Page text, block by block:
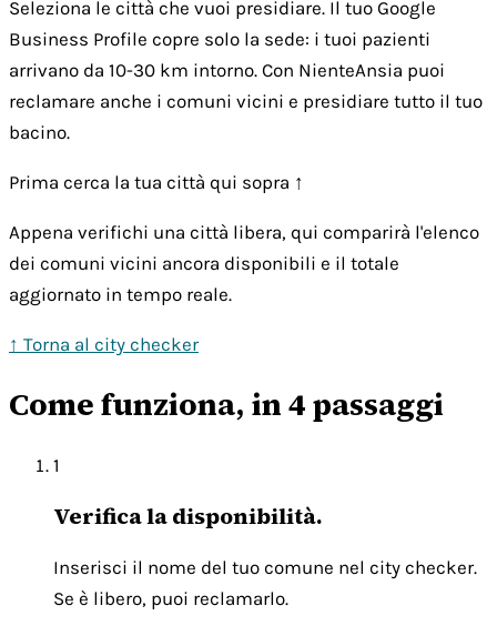
Seleziona le città che vuoi presidiare. Il tuo Google
Business Profile copre solo la sede: i tuoi pazienti
arrivano da 10-30 km intorno. Con NienteAnsia puoi
reclamare anche i comuni vicini e presidiare tutto il tuo
bacino.
Prima cerca la tua città qui sopra ↑
Appena verifichi una città libera, qui comparirà l'elenco
dei comuni vicini ancora disponibili e il totale
aggiornato in tempo reale.
↑ Torna al city checker
Come funziona, in 4 passaggi
1
Verifica la disponibilità.
Inserisci il nome del tuo comune nel city checker.
Se è libero, puoi reclamarlo.